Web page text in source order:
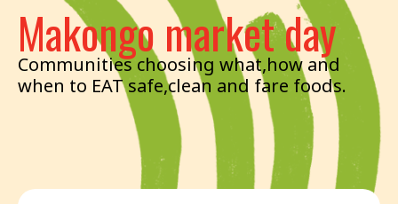
Makongo market day
Communities choosing what,how and
when to EAT safe,clean and fare foods.